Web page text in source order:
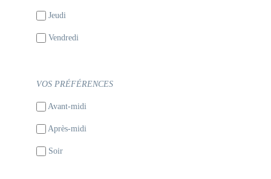
Jeudi
Vendredi
VOS PRÉFÉRENCES
Avant-midi
Après-midi
Soir